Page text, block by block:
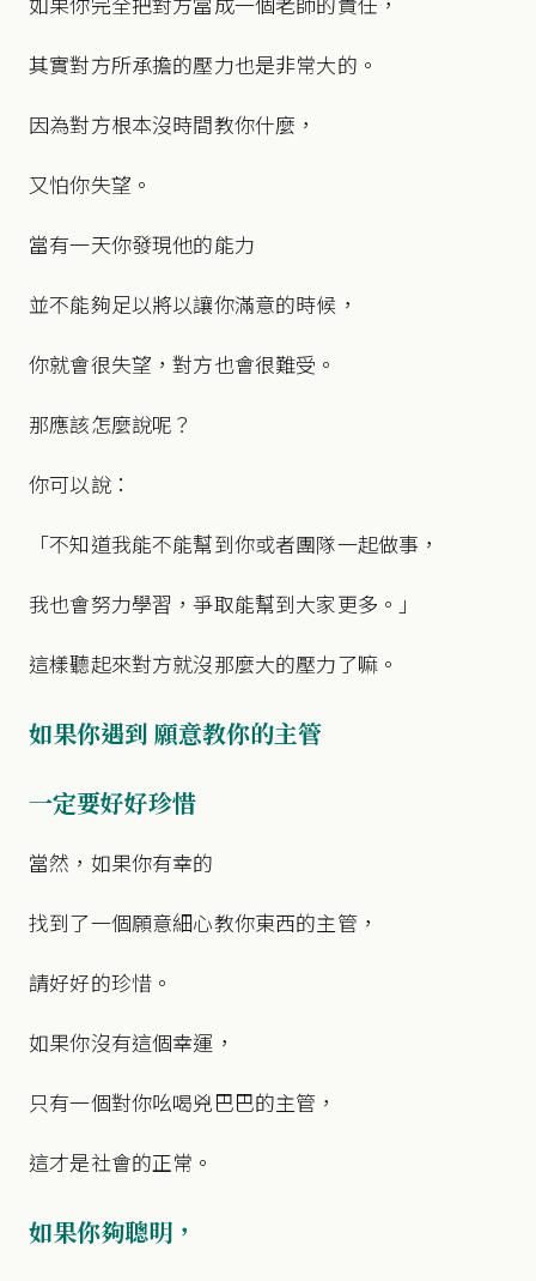
其實對方所承擔的壓力也是非常大的。
因為對方根本沒時間教你什麼，
又怕你失望。
當有一天你發現他的能力
並不能夠足以將以讓你滿意的時候，
你就會很失望，對方也會很難受。
那應該怎麼說呢？
你可以說：
「不知道我能不能幫到你或者團隊一起做事，
我也會努力學習，爭取能幫到大家更多。」
這樣聽起來對方就沒那麼大的壓力了嘛。
如果你遇到 願意教你的主管
一定要好好珍惜
當然，如果你有幸的
找到了一個願意細心教你東西的主管，
請好好的珍惜。
如果你沒有這個幸運，
只有一個對你吆喝兇巴巴的主管，
這才是社會的正常。
如果你夠聰明，